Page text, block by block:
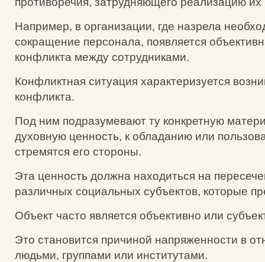
Например, в организации, где назрела
сокращение персонала, появляется
конфликта между сотрудниками.
Конфликтная ситуация характеризуется
конфликта.
Под ним подразумевают ту конкретную
духовную ценность, к обладанию или
стремятся его стороны.
Эта ценность должна находиться на
различных социальных субъектов, которые
Объект часто является объективно или
Это становится причиной напряженности в
людьми, группами или институтами.